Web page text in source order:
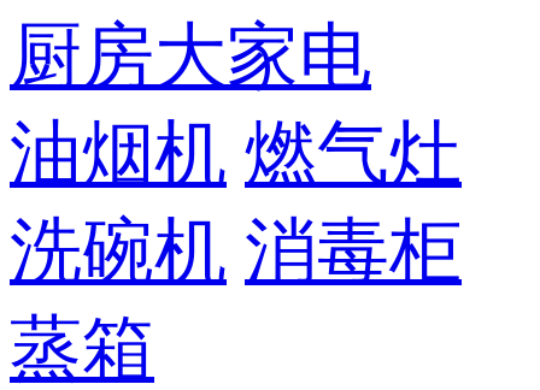
厨房大家电
油烟机 燃气灶
洗碗机 消毒柜
蒸箱